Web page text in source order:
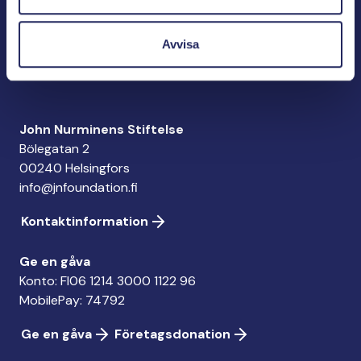
Avvisa
förespråkare för havets betydelse, den marina
kulturens väktare och utgivare av marin litteratur.
John Nurminens Stiftelse
Bölegatan 2
00240 Helsingfors
info@jnfoundation.fi
Kontaktinformation
Ge en gåva
Konto: FI06 1214 3000 1122 96
MobilePay: 74792
Ge en gåva
Företagsdonation